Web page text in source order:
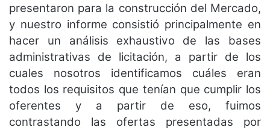
presentaron para la construcción del Mercado,
y nuestro informe consistió principalmente en
hacer un análisis exhaustivo de las bases
administrativas de licitación, a partir de los
cuales nosotros identificamos cuáles eran
todos los requisitos que tenían que cumplir los
oferentes y a partir de eso, fuimos
contrastando las ofertas presentadas por